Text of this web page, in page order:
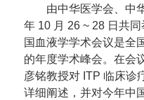
由中华医学会、中
年 10 月 26 ~ 28 日共
国血液学学术会议是全
的年度学术峰会。在会
彦铭教授对 ITP 临床诊
详细阐述，并对今年中